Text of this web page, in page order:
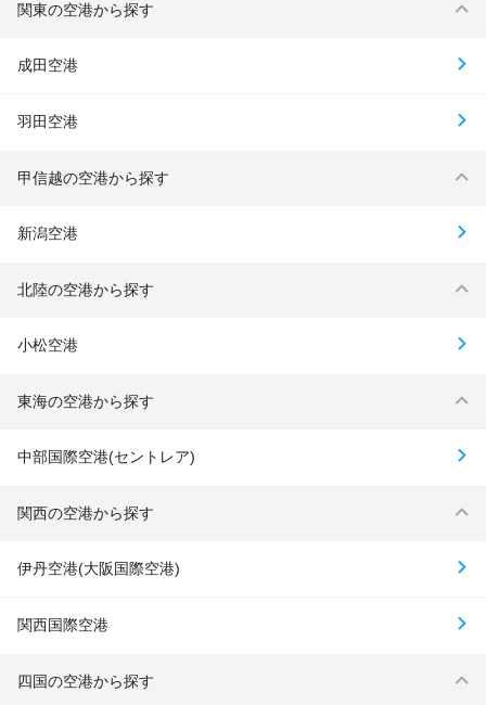
関東の空港から探す
成田空港
羽田空港
甲信越の空港から探す
新潟空港
北陸の空港から探す
小松空港
東海の空港から探す
中部国際空港(セントレア)
関西の空港から探す
伊丹空港(大阪国際空港)
関西国際空港
四国の空港から探す